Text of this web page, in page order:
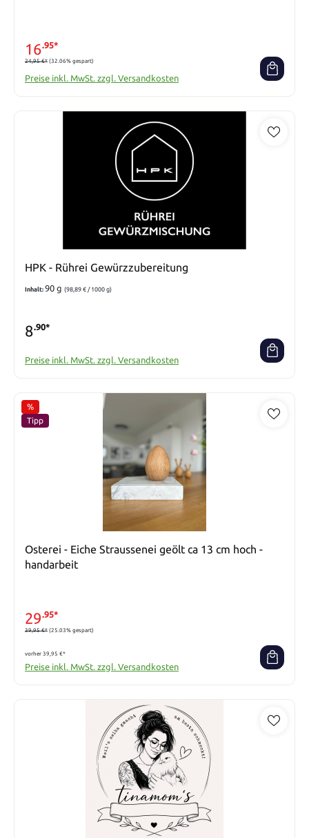
16.95*
24,95 €* (32.06% gespart)
Preise inkl. MwSt. zzgl. Versandkosten
HPK - Rührei Gewürzzubereitung
Inhalt: 90 g (98,89 € / 1000 g)
8.90*
Preise inkl. MwSt. zzgl. Versandkosten
Rabatt
%
Tipp
Osterei - Eiche Straussenei geölt ca 13 cm hoch -
handarbeit
29.95*
39,95 €* (25.03% gespart)
vorher 39,95 €*
Preise inkl. MwSt. zzgl. Versandkosten